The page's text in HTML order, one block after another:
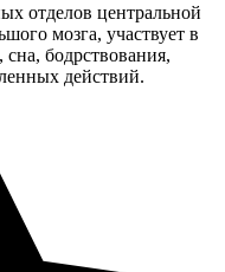
отделов центральной
мозга, участвует в
бодрствования,
действий.